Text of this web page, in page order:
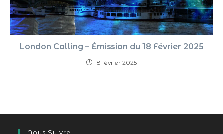
London Calling – Émission du 18 Février 2025
18 février 2025
Nous Suivre